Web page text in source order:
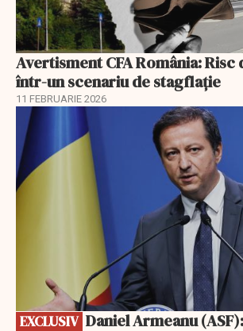
Avertisment CFA România:
într-un scenariu de stagflație
11 FEBRUARIE 2026
EXCLUSIV
EXCLUSIV